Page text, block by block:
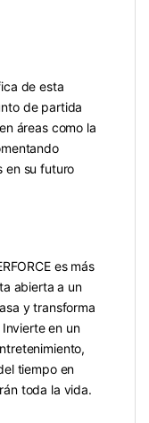
de esta
de partida
áreas como la
en su futuro
es más
abierta a un
y transforma
en un
tiempo en
toda la vida.